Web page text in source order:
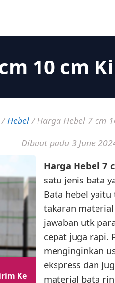
10 cm
/Hebel/Harga Hebel 7 cm
Dibuat pada 3 June
Ke
Harga Hebel 7
satu jenis bata
Bata hebel
takaran
jawaban utk
cepat juga rapi.
menginginkan
ekspress dan
material bata